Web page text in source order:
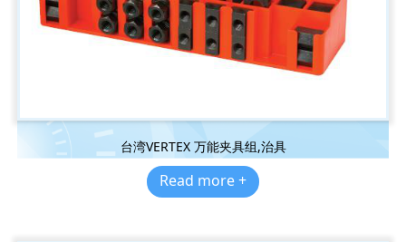
台湾VERTEX 万能夹具组,治具
Read more +